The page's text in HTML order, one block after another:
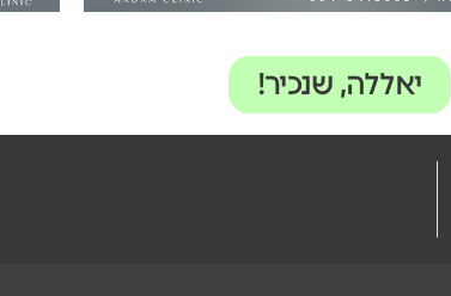
יאללה, שנכיר!